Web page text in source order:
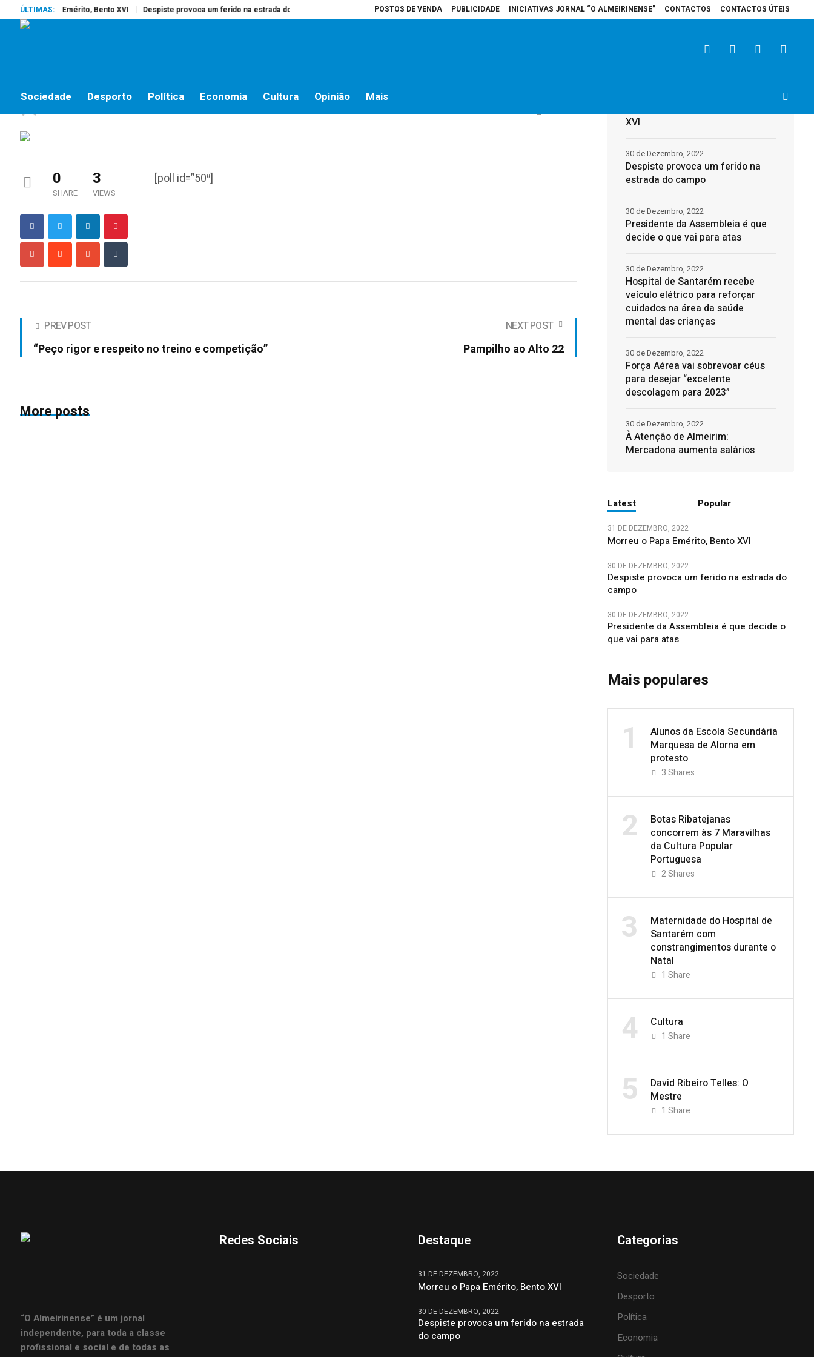
POSTOS DE VENDA PUBLICIDADE INICIATIVAS JORNAL “O ALMEIRINENSE” CONTACTOS CONTACTOS ÚTEIS
ÚLTIMAS:
o Papa Emérito, Bento XVI Despiste provoca um ferido na estrada do campo Presidente da Assembleia é que decide o que vai para atas Hospital de Santarém recebe veículo elétrico para reforçar cuidados na área
Sociedade Desporto Política Economia Cultura Opinião Mais
3 0
0
SHARE
3
VIEWS
[poll id=”50″]
PREV POST
“Peço rigor e respeito no treino e competição”
NEXT POST
Pampilho ao Alto 22
More posts
XVI
Despiste provoca um ferido na
estrada do campo
30 de Dezembro, 2022
Presidente da Assembleia é que
decide o que vai para atas
30 de Dezembro, 2022
Hospital de Santarém recebe
veículo elétrico para reforçar
cuidados na área da saúde
mental das crianças
30 de Dezembro, 2022
Força Aérea vai sobrevoar céus
para desejar “excelente
descolagem para 2023”
30 de Dezembro, 2022
À Atenção de Almeirim:
Mercadona aumenta salários
30 de Dezembro, 2022
Latest Popular
31 DE DEZEMBRO, 2022
Morreu o Papa Emérito, Bento XVI
30 DE DEZEMBRO, 2022
Despiste provoca um ferido na estrada do
campo
30 DE DEZEMBRO, 2022
Presidente da Assembleia é que decide o
que vai para atas
Mais populares
1
Alunos da Escola Secundária
Marquesa de Alorna em
protesto
3Shares
2
Botas Ribatejanas
concorrem às 7 Maravilhas
da Cultura Popular
Portuguesa
2Shares
3
Maternidade do Hospital de
Santarém com
constrangimentos durante o
Natal
1 Share
4 Cultura
1 Share
5
David Ribeiro Telles: O
Mestre
1 Share
“O Almeirinense” é um jornal
independente, para toda a classe
profissional e social e de todas as
Redes Sociais Destaque
31 DE DEZEMBRO, 2022
Morreu o Papa Emérito, Bento XVI
30 DE DEZEMBRO, 2022
Despiste provoca um ferido na estrada
do campo
Categorias
Sociedade
Desporto
Política
Economia